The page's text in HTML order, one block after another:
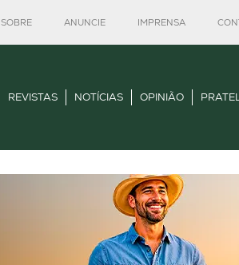
SOBRE ANUNCIE IMPRENSA
REVISTAS NOTÍCIAS OPINIÃO